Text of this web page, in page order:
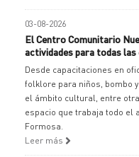
03-08-2026
El Centro Comunitario
actividades para todas las
Desde capacitaciones en
folklore para niños, bombo
el ámbito cultural, entre
espacio que trabaja todo el
Formosa.
Leer más